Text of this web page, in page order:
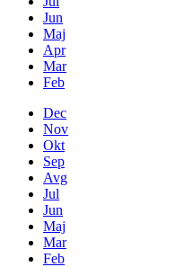
Jun
Maj
Apr
Mar
Feb
Dec
Nov
Okt
Sep
Avg
Jul
Jun
Maj
Mar
Feb